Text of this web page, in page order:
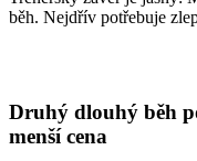
běh. Nejdřív potřebuje
Druhý dlouhý běh
menší cena